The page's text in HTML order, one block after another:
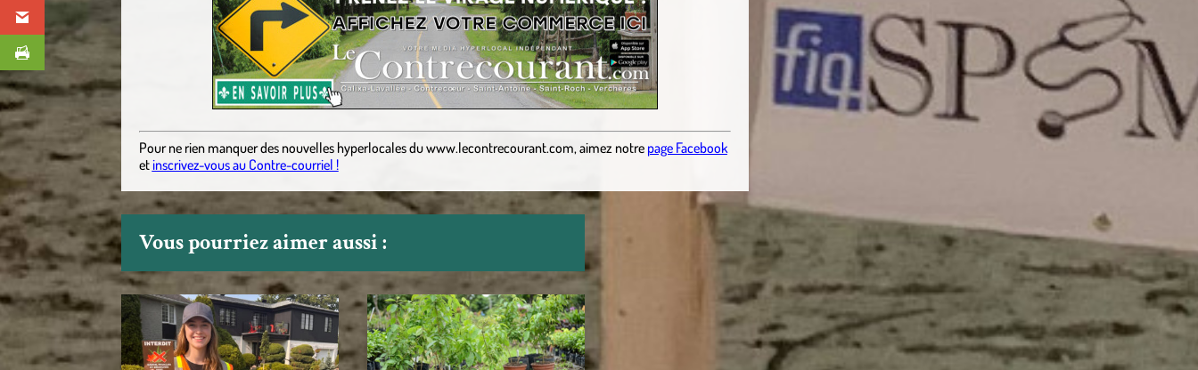
Pour ne rien manquer des nouvelles hyperlocalesduwww.lecontrecourant.com,aimez notre page Facebook
etinscrivez-vous au Contre-courriel !
Vous pourriez aimer aussi :